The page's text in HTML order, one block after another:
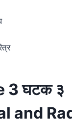
3 घटक ३
and